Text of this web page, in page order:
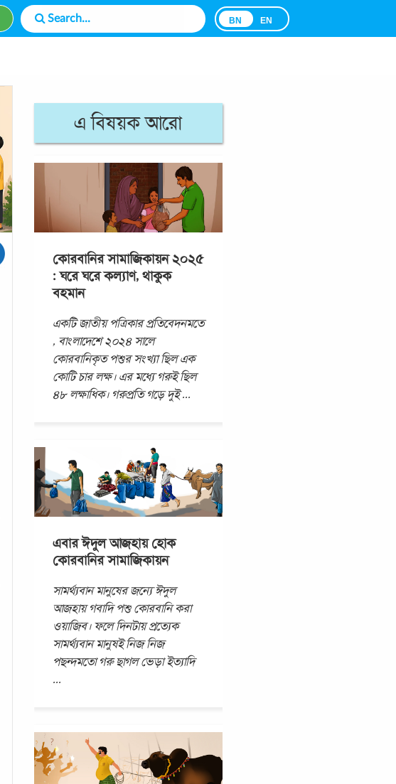
BN EN
এ বিষয়ক আরো
কোরবানির সামাজিকায়ন ২০২৫
: ঘরে ঘরে কল্যাণ, থাকুক
বহমান
একটি জাতীয় পত্রিকার প্রতিবেদনমতে
, বাংলাদেশে ২০২৪ সালে
কোরবানিকৃত পশুর সংখ্যা ছিল এক
কোটি চার লক্ষ। এর মধ্যে গরুই ছিল
৪৮ লক্ষাধিক। গরুপ্রতি গড়ে দুই...
এবার ঈদুল আজহায় হোক
কোরবানির সামাজিকায়ন
সামর্থ্যবান মানুষের জন্যে ঈদুল
আজহায় গবাদি পশু কোরবানি করা
ওয়াজিব। ফলে দিনটায় প্রত্যেক
সামর্থ্যবান মানুষই নিজ নিজ
পছন্দমতো গরু ছাগল ভেড়া ইত্যাদি
...